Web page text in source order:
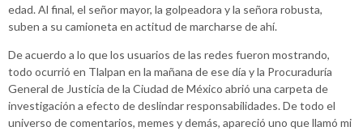
edad. Al final, el señor mayor, la golpeadora y la señora robusta,
suben a su camioneta en actitud de marcharse de ahí.
De acuerdo a lo que los usuarios de las redes fueron mostrando,
todo ocurrió en Tlalpan en la mañana de ese día y la Procuraduría
General de Justicia de la Ciudad de México abrió una carpeta de
investigación a efecto de deslindar responsabilidades. De todo el
universo de comentarios, memes y demás, apareció uno que llamó mi